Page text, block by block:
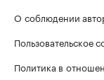
О соблюдении
Пользовательское
Политика в